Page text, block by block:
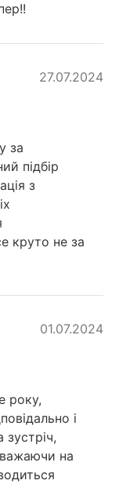
27.07.2024
за
підбір
з
круто не за
01.07.2024
року,
і
на